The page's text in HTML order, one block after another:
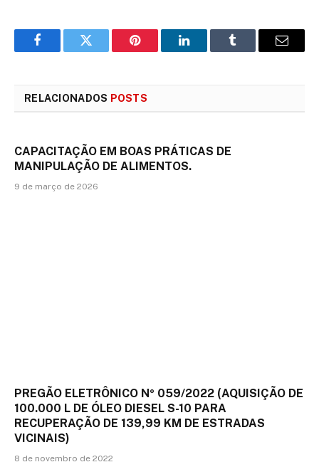
FacebookTwitter Pinterest LinkedInTumblr
E-
RELACIONADOS POSTS
CAPACITAÇÃO EM BOAS PRÁTICAS DE
MANIPULAÇÃO DE ALIMENTOS.
9 de março de 2026
PREGÃO ELETRÔNICO Nº 059/2022 (AQUISIÇÃO DE
100.000 L DE ÓLEO DIESEL S-10 PARA
RECUPERAÇÃO DE 139,99 KM DE ESTRADAS
VICINAIS)
8 de novembro de 2022